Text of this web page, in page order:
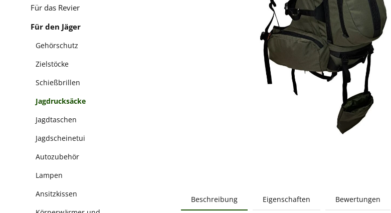
Für das Revier
Für den Jäger
Gehörschutz
Zielstöcke
Schießbrillen
Jagdrucksäcke
Jagdtaschen
Jagdscheinetui
Autozubehör
Lampen
Ansitzkissen
Beschreibung Eigenschaften Bewertungen